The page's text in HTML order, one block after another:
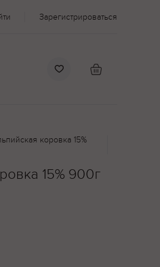
Зарегистрироваться
коровка 15%
15% 900г